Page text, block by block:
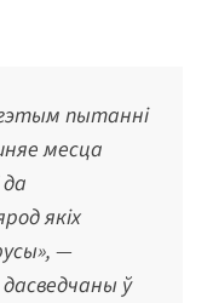
пытанні
месца
якіх
—
ў